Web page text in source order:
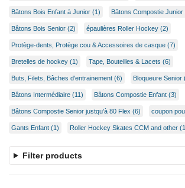
Bâtons Bois Enfant à Junior (1) Bâtons Compostie Junior
Bâtons Bois Senior (2) épaulières Roller Hockey (2)
Protège-dents, Protège cou & Accessoires de casque (7)
Bretelles de hockey (1) Tape, Bouteilles & Lacets (6)
Buts, Filets, Bâches d'entrainement (6) Bloqueure Senior
Bâtons Intermédiaire (11) Bâtons Compostie Enfant (3)
Bâtons Compostie Senior justqu'à 80 Flex (6) coupon
Gants Enfant (1) Roller Hockey Skates CCM and other
Filter products